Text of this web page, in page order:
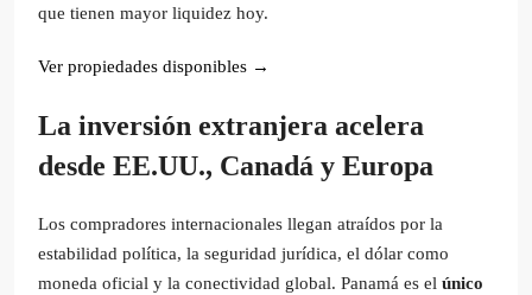
que tienen mayor liquidez hoy.
Ver propiedades disponibles →
La inversión extranjera acelera
desde EE.UU., Canadá y Europa
Los compradores internacionales llegan atraídos por la
estabilidad política, la seguridad jurídica, el dólar como
moneda oficial y la conectividad global. Panamá es el único